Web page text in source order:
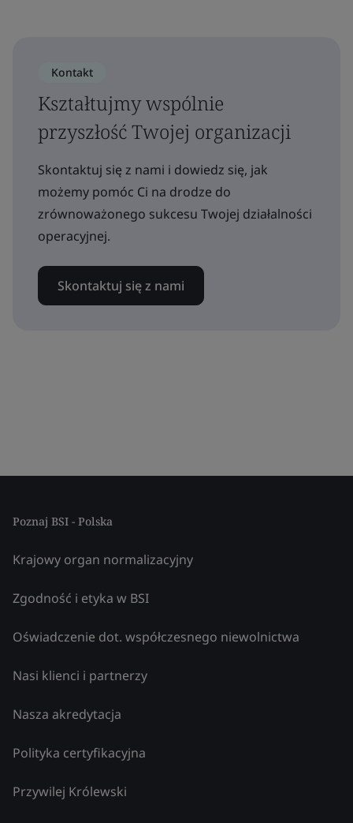
Kontakt
Kształtujmy wspólnie
przyszłość Twojej organizacji
Skontaktuj się z nami i dowiedz się, jak
możemy pomóc Ci na drodze do
zrównoważonego sukcesu Twojej działalności
operacyjnej.
Skontaktuj się z nami
Poznaj BSI - Polska
Krajowy organ normalizacyjny
Zgodność i etyka w BSI
Oświadczenie dot. współczesnego niewolnictwa
Nasi klienci i partnerzy
Nasza akredytacja
Polityka certyfikacyjna
Przywilej Królewski